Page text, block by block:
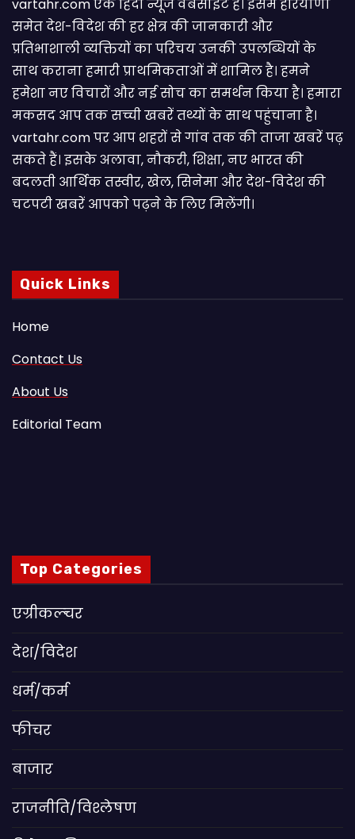
vartahr.com एक हिंदी न्यूज वेबसाइट है। इसमें हरियाणा
समेत देश-विदेश की हर क्षेत्र की जानकारी और
प्रतिभाशाली व्यक्तियों का परिचय उनकी उपलब्धियों के
साथ कराना हमारी प्राथमिकताओं में शामिल है। हमने
हमेशा नए विचारों और नई सोच का समर्थन किया है। हमारा
मकसद आप तक सच्ची खबरें तथ्यों के साथ पहुंचाना है।
vartahr.com पर आप शहरों से गांव तक की ताजा खबरें पढ़
सकते हैं। इसके अलावा, नौकरी, शिक्षा, नए भारत की
बदलती आर्थिक तस्वीर, खेल, सिनेमा और देश-विदेश की
चटपटी खबरें आपकाे पढ़ने के लिए मिलेंगी।
Quick Links
Home
Contact Us
About Us
Editorial Team
Top Categories
एग्रीकल्चर
देश/विदेश
धर्म/कर्म
फीचर
बाजार
राजनीति/विश्लेषण